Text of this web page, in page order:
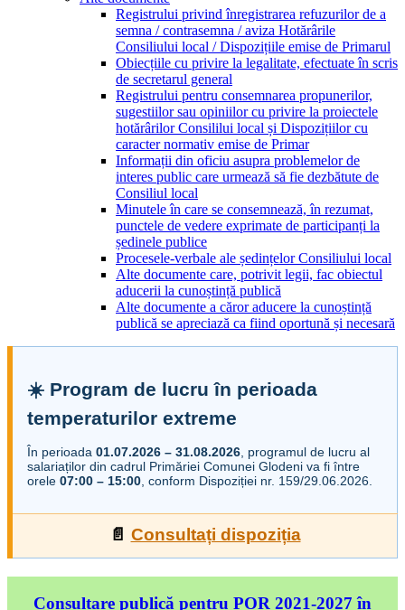
Registrului privind înregistrarea refuzurilor de a
semna / contrasemna / aviza Hotărârile
Consiliului local / Dispozițiile emise de Primarul
Obiecțiile cu privire la legalitate, efectuate în scris
de secretarul general
Registrului pentru consemnarea propunerilor,
sugestiilor sau opiniilor cu privire la proiectele
hotărârilor Consililui local și Dispozițiilor cu
caracter normativ emise de Primar
Informații din oficiu asupra problemelor de
interes public care urmează să fie dezbătute de
Consiliul local
Minutele în care se consemnează, în rezumat,
punctele de vedere exprimate de participanți la
ședinele publice
Procesele-verbale ale ședințelor Consiliului local
Alte documente care, potrivit legii, fac obiectul
aducerii la cunoștință publică
Alte documente a căror aducere la cunoștință
publică se apreciază ca fiind oportună și necesară
☀️ Program de lucru în perioada
temperaturilor extreme
În perioada 01.07.2026 – 31.08.2026 , programul de lucru al
salariaților din cadrul Primăriei Comunei Glodeni va fi între
orele 07:00 – 15:00 , conform Dispoziției nr. 159/29.06.2026.
📄 Consultați dispoziția
Consultare publică pentru POR 2021-2027 în